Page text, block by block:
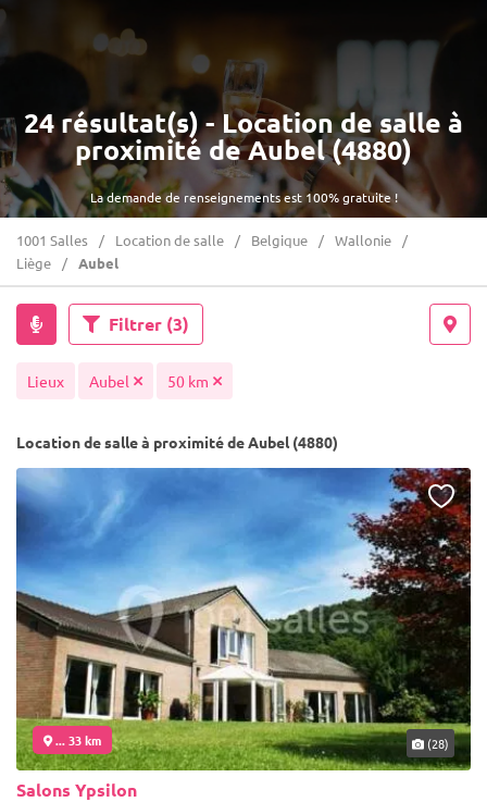
La demande de renseignements est 100% gratuite !
24 résultat(s) - Location de salle à
proximité de Aubel (4880)
1001 Salles Location de salle Belgique
Wallonie
Liège
Aubel
Filtrer (3)
Lieux Aubel 50 km
Location de salle à proximité de Aubel (4880)
... 33 km (28)
Salons Ypsilon